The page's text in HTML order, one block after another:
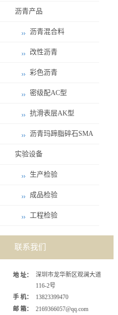
沥青产品
沥青混合料
改性沥青
彩色沥青
密级配AC型
抗滑表层AK型
沥青玛蹄脂碎石SMA
实验设备
生产检验
成品检验
工程检验
联系我们
地 址：
深圳市龙华新区观澜大道
116-2号
手 机：
13823399470
邮 箱：
2169366057@qq.com